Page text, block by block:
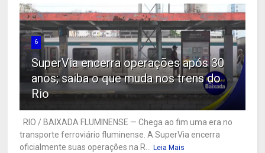
6
SuperVia encerra operações após 30
anos; saiba o que muda nos trens do
Rio
RIO / BAIXADA FLUMINENSE — Chega ao fim uma era no
transporte ferroviário fluminense. A SuperVia encerra
oficialmente suas operações na R... Leia Mais